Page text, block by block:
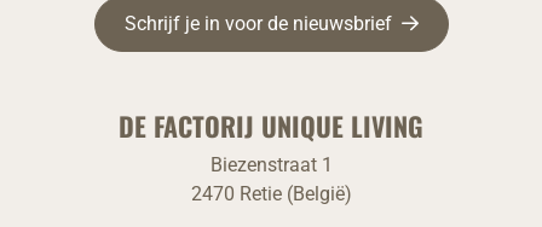
Schrijf je in voor de nieuwsbrief
DE FACTORIJ UNIQUE LIVING
Biezenstraat 1
2470 Retie (België)